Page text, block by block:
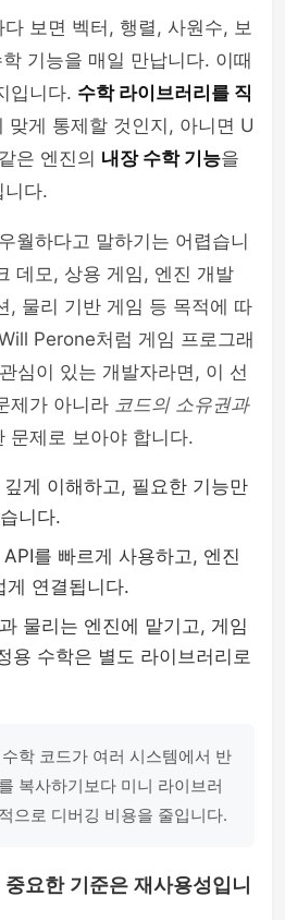
보면 벡터, 행렬, 사원수, 보
기능을 매일 만납니다. 이때
입니다. 수학 라이브러리를 직
맞게 통제할 것인지, 아니면 U
은 엔진의 내장 수학 기능을
니다.
월하다고 말하기는 어렵습니
데모, 상용 게임, 엔진 개발
, 물리 기반 게임 등 목적에 따
Perone처럼 게임 프로그래
심이 있는 개발자라면, 이 선
제가 아니라 코드의 소유권과
문제로 보아야 합니다.
게 이해하고, 필요한 기능만
니다.
를 빠르게 사용하고, 엔진
게 연결됩니다.
물리는 엔진에 맡기고, 게임
용 수학은 별도 라이브러리로
학 코드가 여러 시스템에서 반
복사하기보다 미니 라이브러
으로 디버깅 비용을 줄입니다.
요한 기준은 재사용성입니